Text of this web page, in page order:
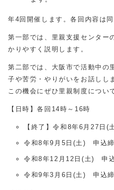
年4回開催します。各回内容は同
第一部では、里親支援センター
かりやすく説明します。
第二部では、大阪市で活動中の
子や苦労・やりがいをお話しし
この機会にぜひ里親制度につい
【日時】各回14時～16時
【終了】令和8年6月27
令和8年9月5日(土) 申込
令和8年12月12日(土) 申
令和9年3月6日(土) 申込